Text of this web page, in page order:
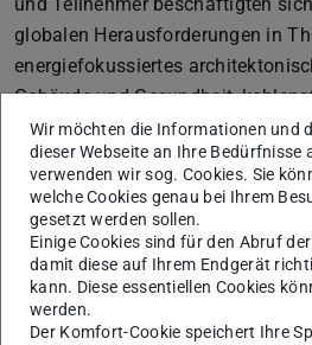
globalen Herausforderungen in
energiefokussiertes
Gebäude und Gesundheit,
Demonstrationsprojekte und
alle im Einklang mit den 17
Entwicklung (SDGs) der
Die prämierten Einreichungen des
entstanden im Rahmen
Forschungsaktivitäten unter der
Stefan Schäfer
und M.Sc. Le
Wir möchten die Informationen und
dieser Webseite an Ihre Bedürfnisse
verwenden wir sog. Cookies. Sie
welche Cookies genau bei Ihrem
gesetzt werden sollen.
Einige Cookies sind für den Abruf
damit diese auf Ihrem Endgerät
kann. Diese essentiellen Cookies
werden.
Der Komfort-Cookie speichert Ihre